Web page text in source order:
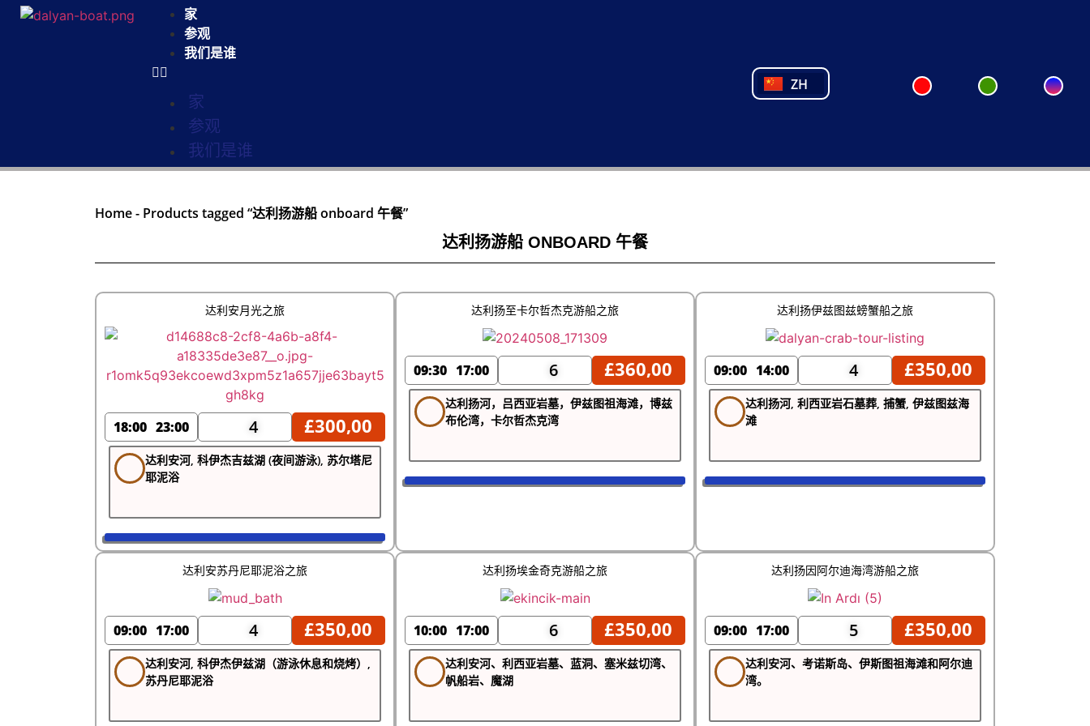
家
参观
我们是谁
家
参观
我们是谁
ZH
PT
TR
Home- Products tagged “达利扬游船 onboard 午餐”
达利扬游船 ONBOARD 午餐
达利安月光之旅
18:00 23:00 4 £300,00
达利安河, 科伊杰吉兹湖 (夜间游泳), 苏尔塔尼
耶泥浴
达利扬至卡尔哲杰克游船之旅
09:30 17:00 6 £360,00
达利扬河，吕西亚岩墓，伊兹图祖海滩，博兹
布伦湾，卡尔哲杰克湾
达利扬伊兹图兹螃蟹船之旅
09:00 14:00 4 £350,00
达利扬河, 利西亚岩石墓葬, 捕蟹, 伊兹图兹海
滩
达利安苏丹尼耶泥浴之旅
09:00 17:00 4 £350,00
达利安河, 科伊杰伊兹湖（游泳休息和烧烤）,
苏丹尼耶泥浴
达利扬埃金奇克游船之旅
10:00 17:00 6 £350,00
达利安河、利西亚岩墓、蓝洞、塞米兹切湾、
帆船岩、魔湖
达利扬因阿尔迪海湾游船之旅
09:00 17:00 5 £350,00
达利安河、考诺斯岛、伊斯图祖海滩和阿尔迪
湾。